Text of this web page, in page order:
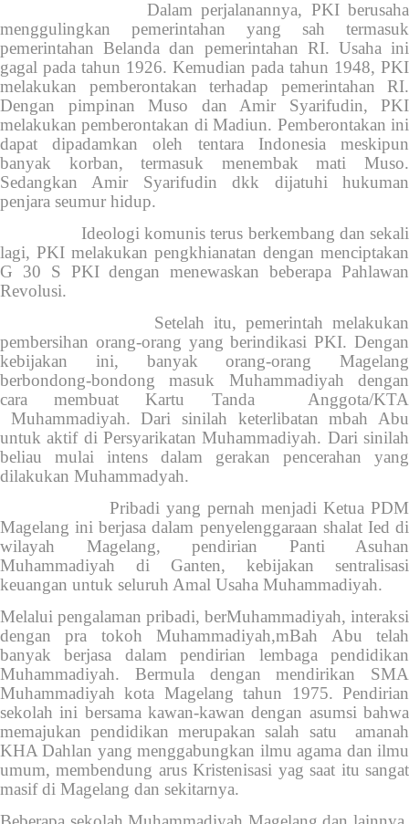
Dalam perjalanannya, PKI berusaha
menggulingkan pemerintahan yang sah termasuk
pemerintahan Belanda dan pemerintahan RI. Usaha ini
gagal pada tahun 1926. Kemudian pada tahun 1948, PKI
melakukan pemberontakan terhadap pemerintahan RI.
Dengan pimpinan Muso dan Amir Syarifudin, PKI
melakukan pemberontakan di Madiun. Pemberontakan ini
dapat dipadamkan oleh tentara Indonesia meskipun
banyak korban, termasuk menembak mati Muso.
Sedangkan Amir Syarifudin dkk dijatuhi hukuman
penjara seumur hidup.
Ideologi komunis terus berkembang dan sekali
lagi, PKI melakukan pengkhianatan dengan menciptakan
G 30 S PKI dengan menewaskan beberapa Pahlawan
Revolusi.
Setelah itu, pemerintah melakukan
pembersihan orang-orang yang berindikasi PKI. Dengan
kebijakan ini, banyak orang-orang Magelang
berbondong-bondong masuk Muhammadiyah dengan
cara membuat Kartu Tanda Anggota/KTA
Muhammadiyah. Dari sinilah keterlibatan mbah Abu
untuk aktif di Persyarikatan Muhammadiyah. Dari sinilah
beliau mulai intens dalam gerakan pencerahan yang
dilakukan Muhammadyah.
Pribadi yang pernah menjadi Ketua PDM
Magelang ini berjasa dalam penyelenggaraan shalat Ied di
wilayah Magelang, pendirian Panti Asuhan
Muhammadiyah di Ganten, kebijakan sentralisasi
keuangan untuk seluruh Amal Usaha Muhammadiyah.
Melalui pengalaman pribadi, berMuhammadiyah, interaksi
dengan pra tokoh Muhammadiyah,mBah Abu telah
banyak berjasa dalam pendirian lembaga pendidikan
Muhammadiyah. Bermula dengan mendirikan SMA
Muhammadiyah kota Magelang tahun 1975. Pendirian
sekolah ini bersama kawan-kawan dengan asumsi bahwa
memajukan pendidikan merupakan salah satu amanah
KHA Dahlan yang menggabungkan ilmu agama dan ilmu
umum, membendung arus Kristenisasi yag saat itu sangat
masif di Magelang dan sekitarnya.